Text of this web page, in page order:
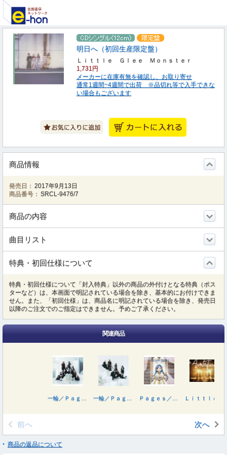
明日へ（初回生産限定盤）
Ｌｉｔｔｌｅ Ｇｌｅｅ Ｍｏｎｓｔｅｒ
1,731円
メーカーに在庫有無を確認し、お取り寄せ
通常1週間~4週間で出荷 ※品切れ等で入手できな
い場合もございます
商品情報
発売日： 2017年9月13日
商品番号： SRCL-9476/7
商品の内容
曲目リスト
特典・初回仕様について
特典・初回仕様について「封入特典」以外の商品の外付けとなる特典（ポス
ターなど）は、本画面で明記されている場合を除き、基本的にお付けできま
せん。また、「初回仕様」は、商品名に明記されている場合を除き、発売日
以降のご注文でのご指定はできません。予めご了承ください。
関連商品
前へ 次へ
商品の返品について